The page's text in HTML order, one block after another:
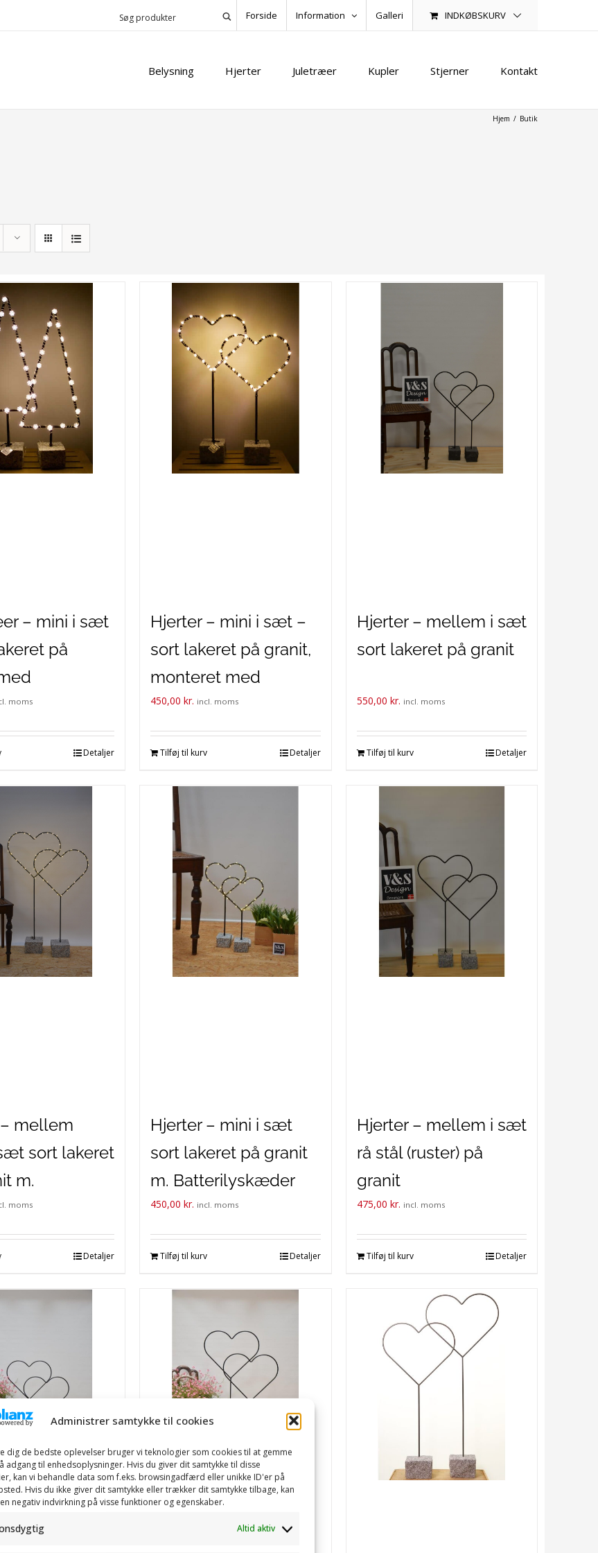
Administrer samtykke til cookies
dig de bedste oplevelser bruger vi teknologier som cookies til at gemme
adgang til enhedsoplysninger. Hvis du giver dit samtykke til disse
kan vi behandle data som f.eks. browsingadfærd eller unikke ID'er på
Hvis du ikke giver dit samtykke eller trækker dit samtykke tilbage, kan
negativ indvirkning på visse funktioner og egenskaber.
Altid aktiv
Forside Information Galleri INDKØBSKURV
Belysning Hjerter Juletræer Kupler Stjerner Kontakt
Hjem / Butik
– mini i sæt
på
moms
Detaljer
Hjerter – mini i sæt –
sort lakeret på granit,
monteret med
stjerneblomst.
450,00 kr. incl. moms
Tilføj til kurv Detaljer
Hjerter – mellem i sæt
sort lakeret på granit
550,00 kr. incl. moms
Tilføj til kurv Detaljer
mellem
sort lakeret
m.
moms
Detaljer
Hjerter – mini i sæt
sort lakeret på granit
m. Batterilyskæder
450,00 kr. incl. moms
Tilføj til kurv Detaljer
Hjerter – mellem i sæt
rå stål (ruster) på
granit
475,00 kr. incl. moms
Tilføj til kurv Detaljer